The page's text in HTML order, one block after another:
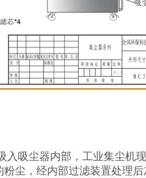
吸尘器内部，工业集尘机
尘，经内部过滤装置处理